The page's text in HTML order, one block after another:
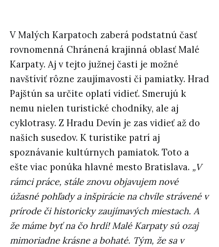
V Malých Karpatoch zaberá podstatnú časť
rovnomenná Chránená krajinná oblasť Malé
Karpaty. Aj v tejto južnej časti je možné
navštíviť rôzne zaujímavosti či pamiatky. Hrad
Pajštún sa určite oplatí vidieť. Smerujú k
nemu nielen turistické chodníky, ale aj
cyklotrasy. Z Hradu Devín je zas vidieť až do
našich susedov. K turistike patrí aj
spoznávanie kultúrnych pamiatok. Toto a
ešte viac ponúka hlavné mesto Bratislava. „V
rámci práce, stále znovu objavujem nové
úžasné pohľady a inšpirácie na chvíle strávené v
prírode či historicky zaujímavých miestach. A
že máme byť na čo hrdí! Malé Karpaty sú ozaj
mimoriadne krásne a bohaté. Tým, že sa v